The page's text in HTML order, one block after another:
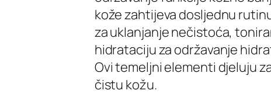
kože zahtijeva dosljednu
za uklanjanje nečistoća,
hidrataciju za održavanje
Ovi temeljni elementi djeluju
čistu kožu.